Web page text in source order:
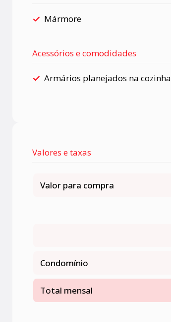
Mármore
Acessórios e comodidades
Armários planejados na cozinha
Valores e taxas
Valor para compra
Condomínio
Total mensal